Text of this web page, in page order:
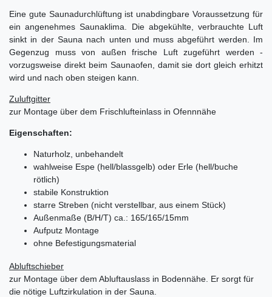
Eine gute Saunadurchlüftung ist unabdingbare Voraussetzung für
ein angenehmes Saunaklima. Die abgekühlte, verbrauchte Luft
sinkt in der Sauna nach unten und muss abgeführt werden. Im
Gegenzug muss von außen frische Luft zugeführt werden -
vorzugsweise direkt beim Saunaofen, damit sie dort gleich erhitzt
wird und nach oben steigen kann.
Zuluftgitter
zur Montage über dem Frischlufteinlass in Ofennnähe
Eigenschaften:
Naturholz, unbehandelt
wahlweise Espe (hell/blassgelb) oder Erle (hell/buche
rötlich)
stabile Konstruktion
starre Streben (nicht verstellbar, aus einem Stück)
Außenmaße (B/H/T) ca.: 165/165/15mm
Aufputz Montage
ohne Befestigungsmaterial
Abluftschieber
zur Montage über dem Abluftauslass in Bodennähe. Er sorgt für
die nötige Luftzirkulation in der Sauna.